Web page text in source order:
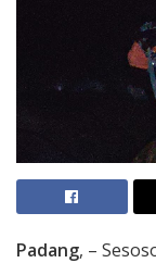
Padang, –